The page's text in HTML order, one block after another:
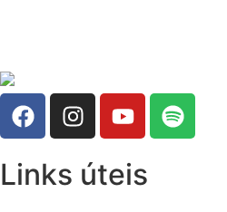
Links úteis